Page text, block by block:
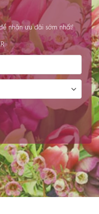
nhận ưu đãi sớm nhất!